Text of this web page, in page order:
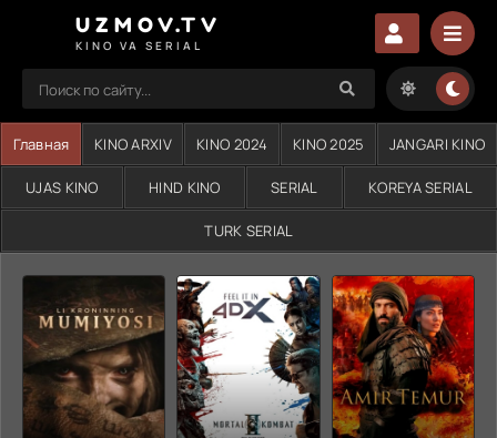
UZMOV.TV
KINO VA SERIAL
Главная KINO ARXIV KINO 2024 KINO 2025 JANGARI KINO
UJAS KINO HIND KINO SERIAL KOREYA SERIAL
TURK SERIAL